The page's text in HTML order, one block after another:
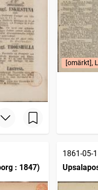
[omärkt],
: 1847)
1861-05-